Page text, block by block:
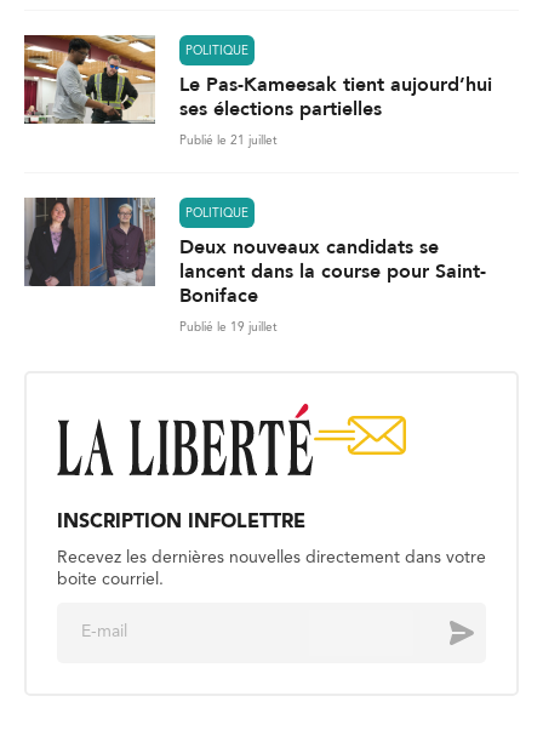
POLITIQUE
Le Pas-Kameesak tient aujourd’hui
ses élections partielles
Publié le 21 juillet
POLITIQUE
Deux nouveaux candidats se
lancent dans la course pour Saint-
Boniface
Publié le 19 juillet
INSCRIPTION INFOLETTRE
Recevez les dernières nouvelles directement dans votre
boite courriel.
Envoyer